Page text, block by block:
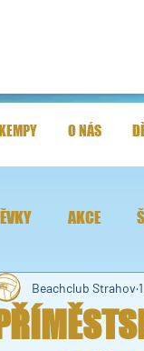
O NÁS
AKCE
Beachclub Strahov